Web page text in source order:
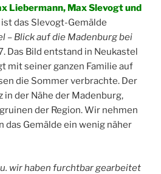
Liebermann, Max Slevogt und
ist das Slevogt-Gemälde
– Blick auf die Madenburg bei
Das Bild entstand in Neukastel
mit seiner ganzen Familie auf
die Sommer verbrachte. Der
der Nähe der Madenburg,
der Region. Wir nehmen
das Gemälde ein wenig näher
wir haben furchtbar gearbeitet